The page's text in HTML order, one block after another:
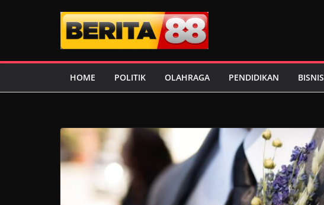
HOME POLITIK OLAHRAGA PENDIDIKAN BISNIS